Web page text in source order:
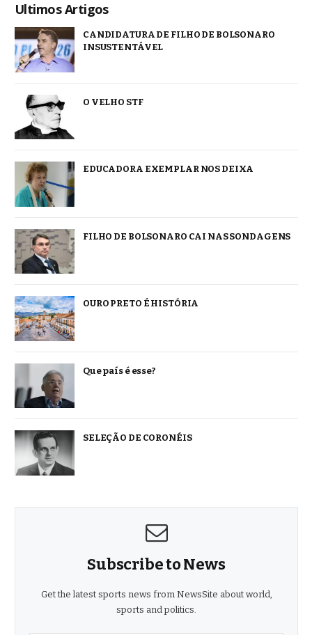
Ultimos Artigos
CANDIDATURA DE FILHO DE BOLSONARO
INSUSTENTÁVEL
O VELHO STF
EDUCADORA EXEMPLAR NOS DEIXA
FILHO DE BOLSONARO CAI NAS SONDAGENS
OURO PRETO É HISTÓRIA
Que país é esse?
SELEÇÃO DE CORONÉIS
Subscribe to News
Get the latest sports news from NewsSite about world,
sports and politics.